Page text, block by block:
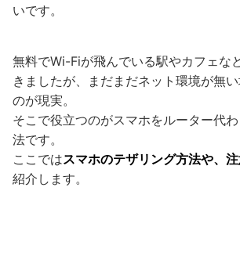
いです。
無料でWi-Fiが飛んでいる駅やカフェな
きましたが、まだまだネット環境が無
のが現実。
そこで役立つのがスマホをルーター代
法です。
ここではスマホのテザリング方法や、
紹介します。